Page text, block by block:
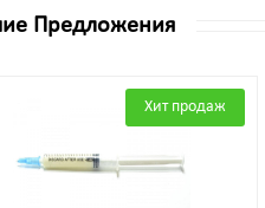
Предложения
Хит продаж